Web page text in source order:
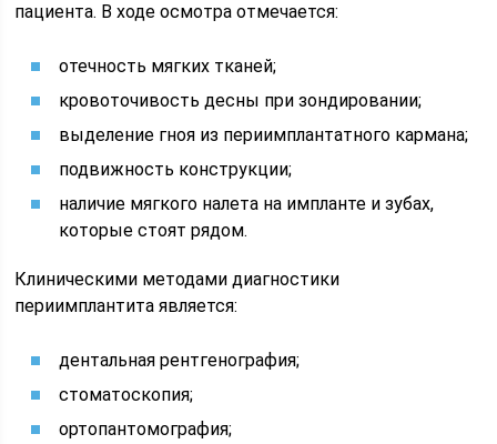
пациента. В ходе осмотра отмечается:
отечность мягких тканей;
кровоточивость десны при зондировании;
выделение гноя из периимплантатного кармана;
подвижность конструкции;
наличие мягкого налета на импланте и зубах,
которые стоят рядом.
Клиническими методами диагностики
периимплантита является:
дентальная рентгенография;
стоматоскопия;
ортопантомография;